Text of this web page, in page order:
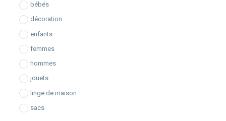
bébés
décoration
enfants
femmes
hommes
jouets
linge de maison
sacs